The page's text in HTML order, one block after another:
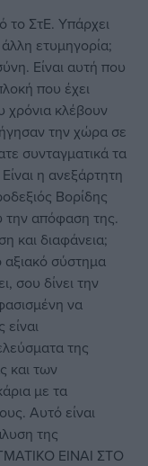
το ΣτΕ. Υπάρχει
ετυμηγορία;
Είναι αυτή που
που έχει
χρόνια κλέβουν
την χώρα σε
συνταγματικά τα
η ανεξάρτητη
Βορίδης
την απόφαση της.
και διαφάνεια;
αξιακό σύστημα
σου δίνει την
να
είναι
της
και των
με τα
Αυτό είναι
της
ΕΙΝΑΙ ΣΤΟ